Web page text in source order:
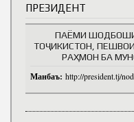
ПРЕЗИДЕНТ
ПАЁМИ
ТОҶИКИСТОН,
РАҲМОН БА
Манбаъ: http://president.tj/